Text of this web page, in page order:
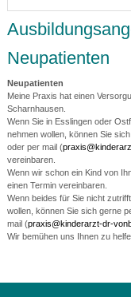
Neupatienten
Neupatienten
Meine Praxis hat einen
Scharnhausen.
Wenn Sie in Esslingen oder
nehmen wollen, können Sie
oder per mail (
vereinbaren.
Wenn wir schon ein Kind von
einen Termin vereinbaren.
Wenn beides für Sie nicht
wollen, können Sie sich gerne
mail (praxis@kinderarzt-dr-
Wir bemühen uns Ihnen zu